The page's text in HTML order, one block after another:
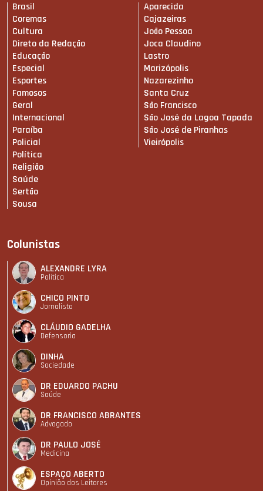
Brasil
Coremas
Cultura
Direto da Redação
Educação
Especial
Esportes
Famosos
Geral
Internacional
Paraíba
Policial
Política
Religião
Saúde
Sertão
Sousa
Aparecida
Cajazeiras
João Pessoa
Joca Claudino
Lastro
Marizópolis
Nazarezinho
Santa Cruz
São Francisco
São José da Lagoa Tapada
São José de Piranhas
Vieirópolis
Colunistas
ALEXANDRE LYRA
Política
CHICO PINTO
Jornalista
CLÁUDIO GADELHA
Defensoria
DINHA
Sociedade
DR EDUARDO PACHU
Saúde
DR FRANCISCO ABRANTES
Advogado
DR PAULO JOSÉ
Medicina
ESPAÇO ABERTO
Opinião dos Leitores